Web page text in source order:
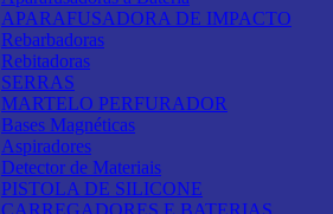
APARAFUSADORA DE IMPACTO
Rebarbadoras
Rebitadoras
SERRAS
MARTELO PERFURADOR
Bases Magnéticas
Aspiradores
Detector de Materiais
PISTOLA DE SILICONE
CARREGADORES E BATERIAS